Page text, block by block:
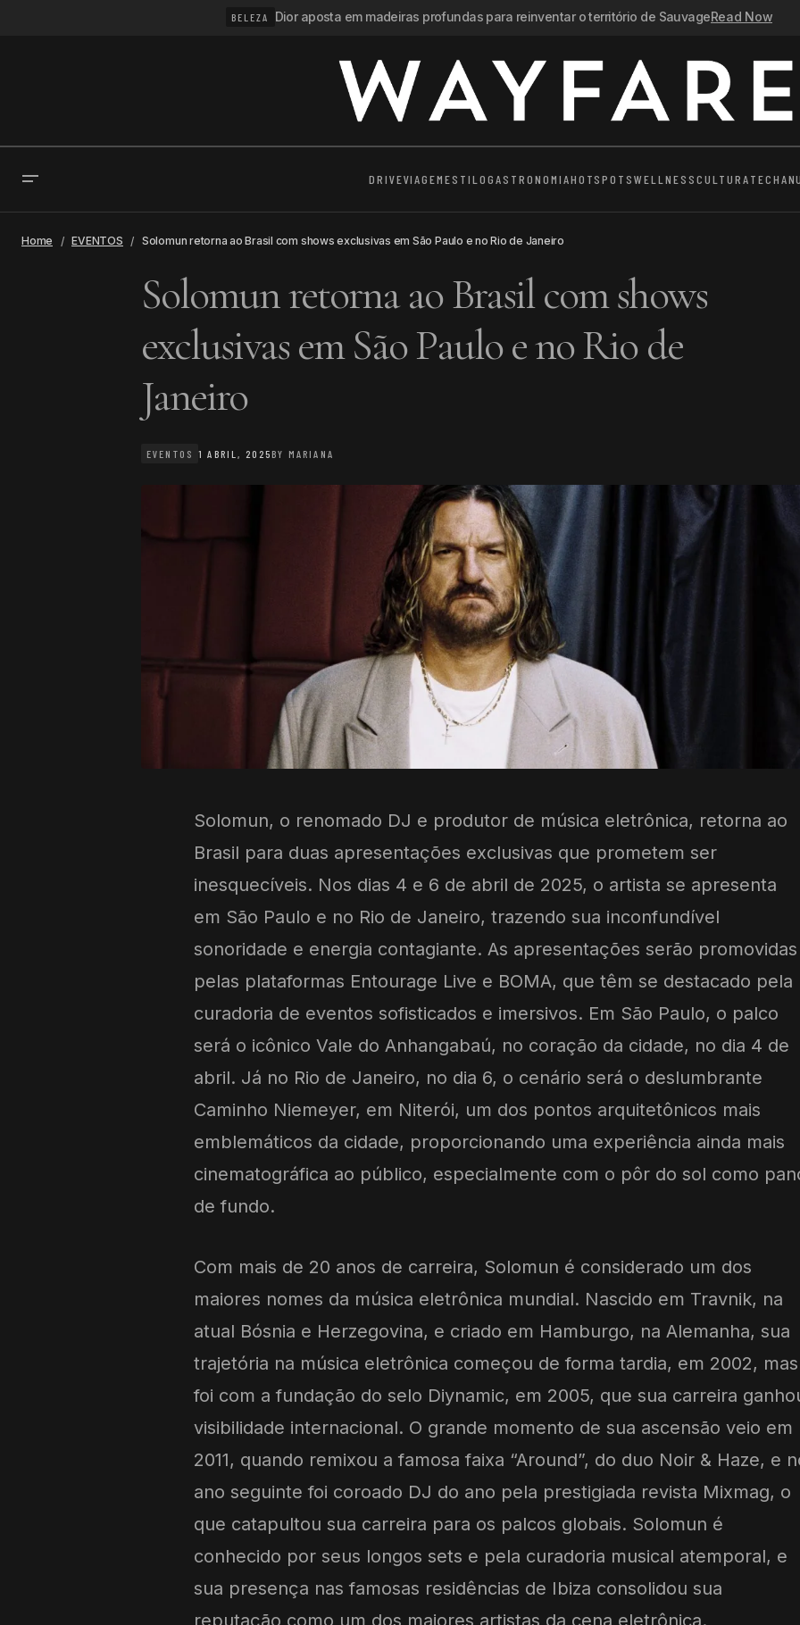
BELEZA Dior aposta em madeiras profundas para reinventar o território de SauvageRead Now
DRIVEVIAGEMESTILOGASTRONOMIAHOTSPOTSWELLNESSCULTURATECH
Home EVENTOS Solomun retorna ao Brasil com shows exclusivas em São Paulo e no Rio de Janeiro
Solomun retorna ao Brasil com shows
exclusivas em São Paulo e no Rio de
Janeiro
EVENTOS 1 ABRIL, 2025BY MARIANA
Solomun, o renomado DJ e produtor de música eletrônica, retorna ao
Brasil para duas apresentações exclusivas que prometem ser
inesquecíveis. Nos dias 4 e 6 de abril de 2025, o artista se apresenta
em São Paulo e no Rio de Janeiro, trazendo sua inconfundível
sonoridade e energia contagiante. As apresentações serão promovidas
pelas plataformas Entourage Live e BOMA, que têm se destacado pela
curadoria de eventos sofisticados e imersivos. Em São Paulo, o palco
será o icônico Vale do Anhangabaú, no coração da cidade, no dia 4 de
abril. Já no Rio de Janeiro, no dia 6, o cenário será o deslumbrante
Caminho Niemeyer, em Niterói, um dos pontos arquitetônicos mais
emblemáticos da cidade, proporcionando uma experiência ainda mais
cinematográfica ao público, especialmente com o pôr do sol como
de fundo.
Com mais de 20 anos de carreira, Solomun é considerado um dos
maiores nomes da música eletrônica mundial. Nascido em Travnik, na
atual Bósnia e Herzegovina, e criado em Hamburgo, na Alemanha, sua
trajetória na música eletrônica começou de forma tardia, em 2002, mas
foi com a fundação do selo Diynamic, em 2005, que sua carreira
visibilidade internacional. O grande momento de sua ascensão veio em
2011, quando remixou a famosa faixa “Around”, do duo Noir & Haze, e
ano seguinte foi coroado DJ do ano pela prestigiada revista Mixmag, o
que catapultou sua carreira para os palcos globais. Solomun é
conhecido por seus longos sets e pela curadoria musical atemporal, e
sua presença nas famosas residências de Ibiza consolidou sua
reputação como um dos maiores artistas da cena eletrônica.